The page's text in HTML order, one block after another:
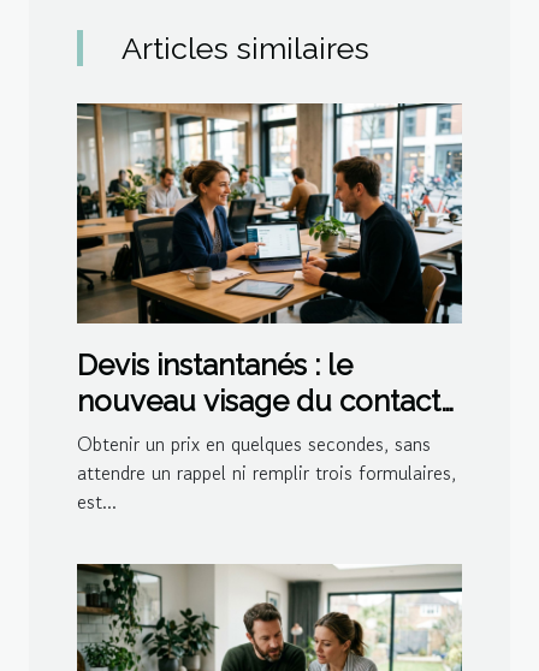
Articles similaires
Devis instantanés : le
nouveau visage du contact
client dans la location
Obtenir un prix en quelques secondes, sans
attendre un rappel ni remplir trois formulaires,
est...